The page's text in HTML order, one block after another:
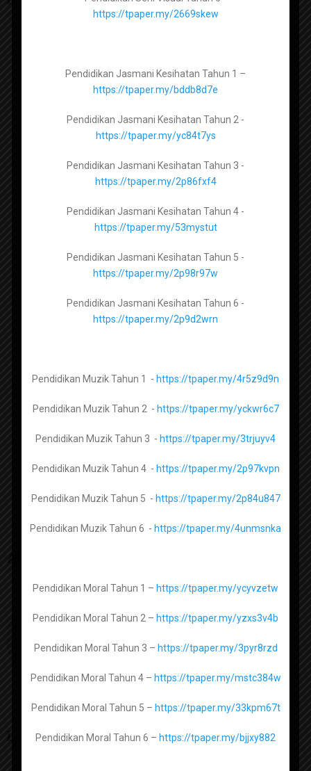
Perutusan Khas YAB Perdana
Menteri Mengenai Covid-19 16
Mac 2020
About The Author
Leave a Reply
https://tpaper.my/2p8mtbk2
Pendidikan Jasmani Kesihatan Tingkatan 1 –
https://tpaper.my/yckn2nkz
Pendidikan Jasmani Kesihatan Tingkatan 2 –
https://tpaper.my/2p83a9py
Pendidikan Jasmani Kesihatan Tingkatan 3 –
https://tpaper.my/hytdx5tb
Pendidikan Jasmani Kesihatan Tingkatan 4 –
https://tpaper.my/2dt7mk2s
Pendidikan Jasmani Kesihatan Tingkatan 5 –
https://tpaper.my/2p9x26ar
Kimia Tingkatan 4 - https://tpaper.my/2p9hxt3r
https://tpaper.my/yc2vpktf
https://tpaper.my/25ybspez
https://tpaper.my/2p9hhzj8
https://tpaper.my/4cnxdzch
https://tpaper.my/3rcave6u
https://tpaper.my/4juu83se
Al Syariah Tingkatan 3 -
https://tpaper.my/4m37per6
https://tpaper.my/2rmyv4f9
https://tpaper.my/2669skew
Pendidikan Jasmani Kesihatan Tahun 1 –
https://tpaper.my/bddb8d7e
Pendidikan Jasmani Kesihatan Tahun 2 -
https://tpaper.my/yc84t7ys
Pendidikan Jasmani Kesihatan Tahun 3 -
https://tpaper.my/2p86fxf4
Pendidikan Jasmani Kesihatan Tahun 4 -
https://tpaper.my/53mystut
Pendidikan Jasmani Kesihatan Tahun 5 -
https://tpaper.my/2p98r97w
Pendidikan Jasmani Kesihatan Tahun 6 -
https://tpaper.my/2p9d2wrn
Pendidikan Muzik Tahun 1 - https://tpaper.my/4r5z9d9n
Pendidikan Muzik Tahun 2 - https://tpaper.my/yckwr6c7
Pendidikan Muzik Tahun 3 - https://tpaper.my/3trjuyv4
Pendidikan Muzik Tahun 4 - https://tpaper.my/2p97kvpn
Pendidikan Muzik Tahun 5 - https://tpaper.my/2p84u847
Pendidikan Muzik Tahun 6 - https://tpaper.my/4unmsnka
Pendidikan Moral Tahun 1 – https://tpaper.my/ycyvzetw
Pendidikan Moral Tahun 2 – https://tpaper.my/yzxs3v4b
Pendidikan Moral Tahun 3 – https://tpaper.my/3pyr8rzd
Pendidikan Moral Tahun 4 – https://tpaper.my/mstc384w
Pendidikan Moral Tahun 5 – https://tpaper.my/33kpm67t
Pendidikan Moral Tahun 6 – https://tpaper.my/bjjxy882